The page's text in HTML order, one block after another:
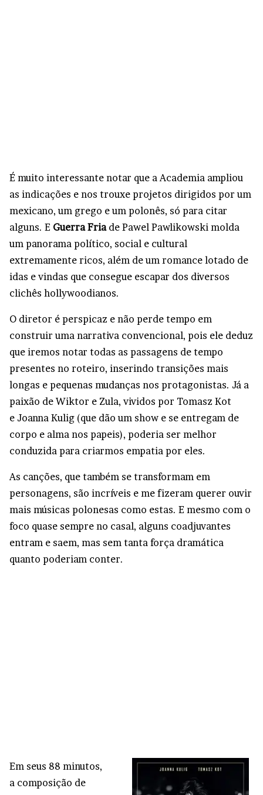
É muito interessante notar que a Academia ampliou
as indicações e nos trouxe projetos dirigidos por um
mexicano, um grego e um polonês, só para citar
alguns. E Guerra Friade Pawel Pawlikowski molda
um panorama político, social e cultural
extremamente ricos, além de um romance lotado de
idas e vindas que consegue escapar dos diversos
clichês hollywoodianos.
O diretor é perspicaz e não perde tempo em
construir uma narrativa convencional, pois ele deduz
que iremos notar todas as passagens de tempo
presentes no roteiro, inserindo transições mais
longas e pequenas mudanças nos protagonistas. Já a
paixão de Wiktor e Zula, vividos por Tomasz Kot
e Joanna Kulig (que dão um show e se entregam de
corpo e alma nos papeis), poderia ser melhor
conduzida para criarmos empatia por eles.
As canções, que também se transformam em
personagens, são incríveis e me fizeram querer ouvir
mais músicas polonesas como estas. E mesmo com o
foco quase sempre no casal, alguns coadjuvantes
entram e saem, mas sem tanta força dramática
quanto poderiam conter.
Em seus 88 minutos,
a composição de